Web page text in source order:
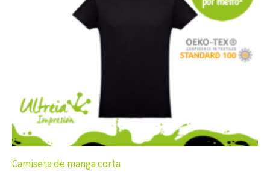
Camiseta de manga corta